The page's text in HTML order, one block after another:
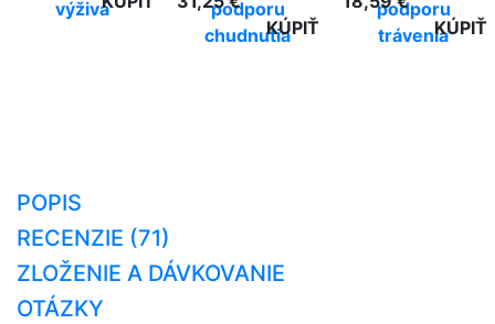
výživa
podporu
chudnutiaKÚPIŤ
podporu
tráveniaKÚPIŤ
POPIS
RECENZIE (71)
ZLOŽENIE A DÁVKOVANIE
OTÁZKY